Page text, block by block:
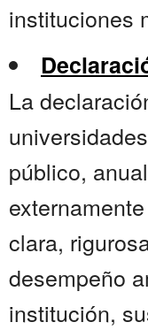
instituciones
La
público,
clara,
desempeño
institución,